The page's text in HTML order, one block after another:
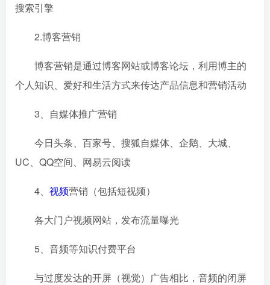
搜索引擎
2.博客营销
博客营销是通过博客网站或博客论坛，利用博主的
个人知识、爱好和生活方式来传达产品信息和营销活动
3、自媒体推广营销
今日头条、百家号、搜狐自媒体、企鹅、大城、
UC、QQ空间、网易云阅读
4、 视频营销（包括短视频）
各大门户视频网站，发布流量曝光
5、音频等知识付费平台
与过度发达的开屏（视觉）广告相比，音频的闭屏